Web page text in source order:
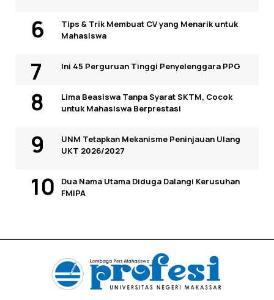
Tips & Trik Membuat CV yang Menarik untuk
Mahasiswa
Ini 45 Perguruan Tinggi Penyelenggara PPG
Lima Beasiswa Tanpa Syarat SKTM, Cocok
untuk Mahasiswa Berprestasi
UNM Tetapkan Mekanisme Peninjauan Ulang
UKT 2026/2027
Dua Nama Utama Diduga Dalangi Kerusuhan
FMIPA